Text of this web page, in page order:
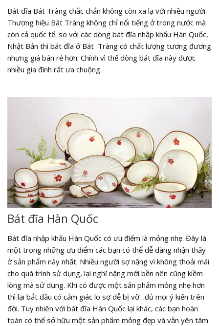
Bát đĩa Bát Tràng chắc chắn không còn xa lạ với nhiều người.
Thương hiệu Bát Tràng không chỉ nổi tiếng ở trong nước mà
còn cả quốc tế. so với các dòng bát đĩa nhập khẩu Hàn Quốc,
Nhật Bản thì bát đĩa ở Bát Tràng có chất lượng tương đương
nhưng giá bán rẻ hơn. Chính vì thế dòng bát đĩa này được
nhiều gia đình rất ưa chuộng.
Bát đĩa Hàn Quốc
Bát đĩa nhập khẩu Hàn Quốc có ưu điểm là mỏng nhẹ. Đây là
một trong những ưu điểm các bạn có thể dễ dàng nhận thấy
ở sản phẩm này nhất. Nhiều người sợ nặng vì không thoải mái
cho quá trình sử dụng, lại nghĩ nặng mới bền nên cũng kiềm
lòng mà sử dụng. Khi có được một sản phẩm mỏng nhẹ hơn
thì lại bắt đầu có cảm giác lo sợ dễ bị vỡ…đủ mọi ý kiến trên
đời. Tuy nhiên với bát đĩa Hàn Quốc lại khác, các bạn hoàn
toàn có thể sở hữu một sản phẩm mỏng đẹp và vẫn yên tâm